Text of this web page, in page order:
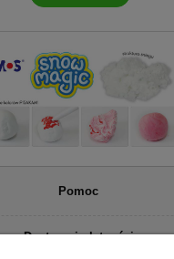
Pomoc
Dostawa i płatności